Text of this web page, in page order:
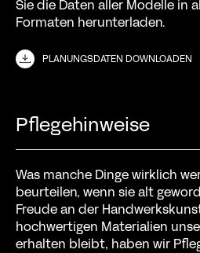
PLANUNGSDATEN DOWNLOADEN
Sie die Daten aller Modelle in
Formaten herunterladen.
Pflegehinweise
Was manche Dinge wirklich
beurteilen, wenn sie alt
Freude an der
hochwertigen Materialien
erhalten bleibt, haben wir